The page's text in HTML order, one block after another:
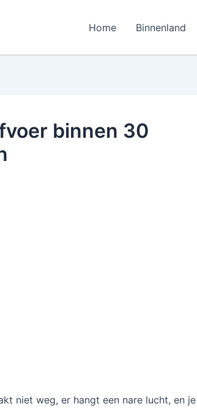
Home Binnenland
binnen 30
niet weg, er hangt een nare lucht, en je